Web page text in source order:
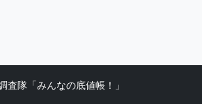
査隊「みんなの底値帳！」